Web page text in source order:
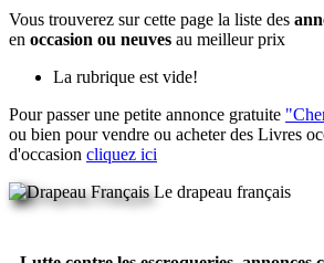
Vous trouverez sur cette page la liste des
en occasion ou neuves au meilleur prix
La rubrique est vide!
Pour passer une petite annonce gratuite
ou bien pour vendre ou acheter des Livres
d'occasion cliquez ici
Le drapeau français